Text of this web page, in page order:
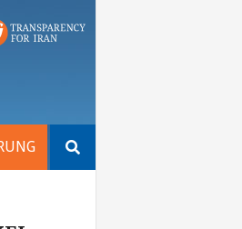
nach: